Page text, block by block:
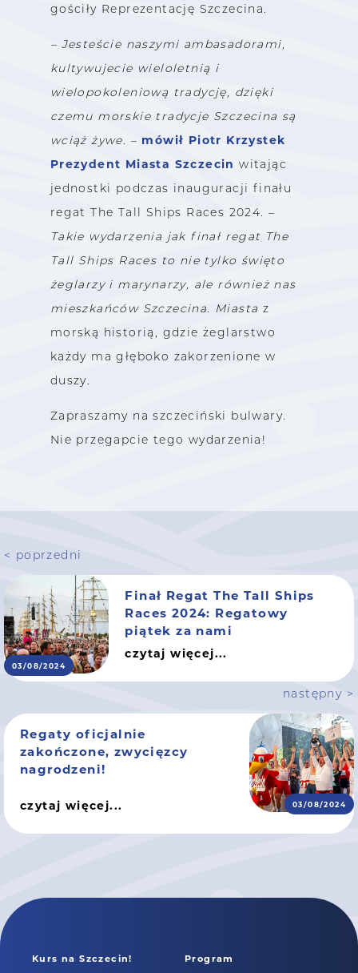
gościły Reprezentację Szczecina.
– Jesteście naszymi ambasadorami,
kultywujecie wieloletnią i
wielopokoleniową tradycję, dzięki
czemu morskie tradycje Szczecina są
wciąż żywe. – mówił Piotr Krzystek
Prezydent Miasta Szczecin witając
jednostki podczas inauguracji finału
regat The Tall Ships Races 2024. –
Takie wydarzenia jak finał regat The
Tall Ships Races to nie tylko święto
żeglarzy i marynarzy, ale również nas
mieszkańców Szczecina. Miasta z
morską historią, gdzie żeglarstwo
każdy ma głęboko zakorzenione w
duszy.
Zapraszamy na szczeciński bulwary.
Nie przegapcie tego wydarzenia!
< poprzedni
03/08/2024
Finał Regat The Tall Ships
Races 2024: Regatowy
piątek za nami
czytaj więcej...
następny >
03/08/2024
Regaty oficjalnie
zakończone, zwycięzcy
nagrodzeni!
czytaj więcej...
Kurs na Szczecin!
Program